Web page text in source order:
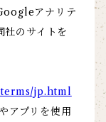
アナリテ
社のサイトを
jp.html
アプリを使用